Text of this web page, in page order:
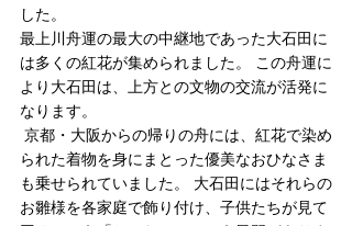
した。
最上川舟運の最大の中継地であった大石田に
は多くの紅花が集められました。 この舟運に
より大石田は、上方との文物の交流が活発に
なります。
られた着物を身にまとった優美なおひなさま
も乗せられていました。 大石田にはそれらの
お雛様を各家庭で飾り付け、子供たちが見て